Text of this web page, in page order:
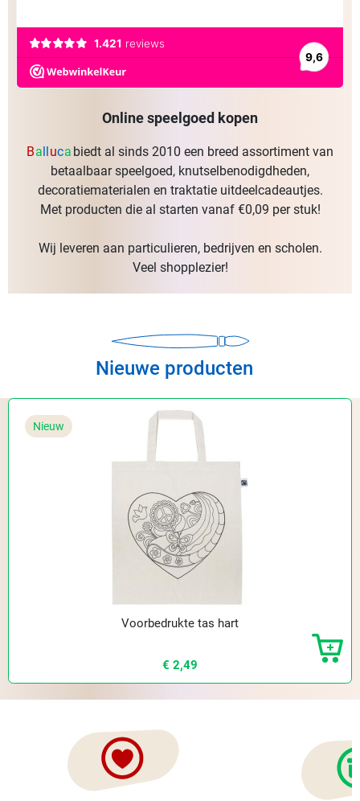
Online speelgoed kopen
Ba ucabiedt al sinds 2010 een breed assortiment van
betaalbaar speelgoed, knutselbenodigdheden,
decoratiematerialen en traktatie uitdeelcadeautjes.
Met producten die al starten vanaf €0,09 per stuk!
Wij leveren aan particulieren, bedrijven en scholen.
Veel shopplezier!
Nieuwe producten
Nieuw
Voorbedrukte tas hart
€ 2,49